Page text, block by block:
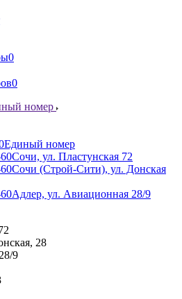
0
0
номер
Единый номер
Сочи, ул. Пластунская 72
Сочи (Строй-Сити), ул. Донская
Адлер, ул. Авиационная 28/9
28
9